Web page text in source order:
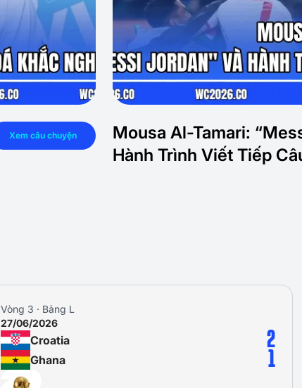
Xem câu chuyện
Mousa Al-Tamari:
Hành Trình Viết Tiếp
Vòng 3 · Bảng L
27/06/2026
Croatia
Ghana
2
1